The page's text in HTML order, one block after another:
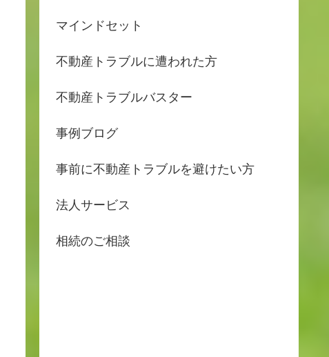
マインドセット
不動産トラブルに遭われた方
不動産トラブルバスター
事例ブログ
事前に不動産トラブルを避けたい方
法人サービス
相続のご相談